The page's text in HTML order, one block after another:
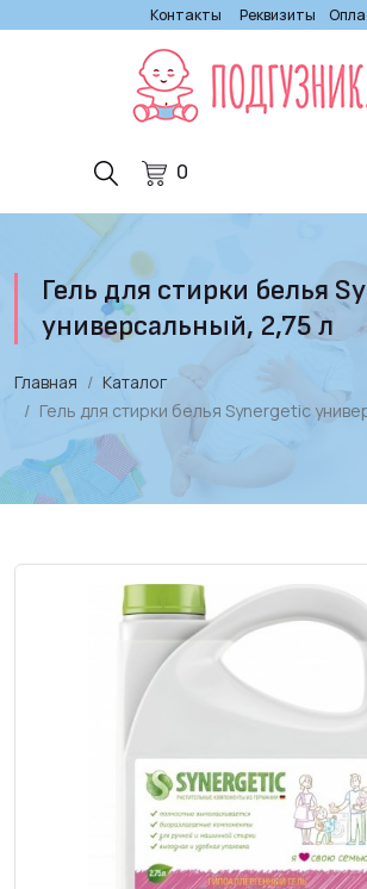
Контакты Реквизиты
0
Гель для стирки белья
универсальный, 2,75 л
Главная
Каталог
Гель для стирки белья Synergetic